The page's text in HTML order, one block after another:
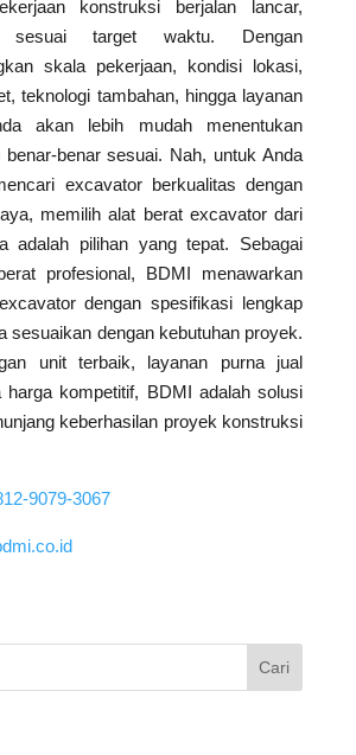
konstruksi berjalan lancar,
target waktu. Dengan
skala pekerjaan, kondisi lokasi,
teknologi tambahan, hingga layanan
akan lebih mudah menentukan
benar sesuai. Nah, untuk Anda
excavator berkualitas dengan
memilih alat berat excavator dari
adalah pilihan yang tepat. Sebagai
profesional, BDMI menawarkan
dengan spesifikasi lengkap
sesuaikan dengan kebutuhan proyek.
unit terbaik, layanan purna jual
harga kompetitif, BDMI adalah solusi
keberhasilan proyek konstruksi
9079-3067